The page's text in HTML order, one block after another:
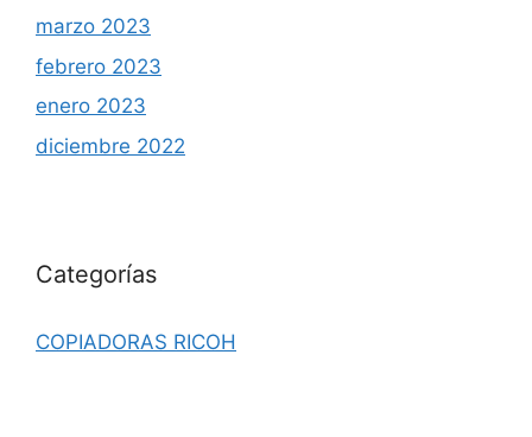
marzo 2023
febrero 2023
enero 2023
diciembre 2022
Categorías
COPIADORAS RICOH